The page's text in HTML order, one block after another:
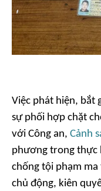
Việc phát hiện, bắt
sự phối hợp chặt
với Công an, Cảnh
phương trong thực
chống tội phạm
chủ động, kiên